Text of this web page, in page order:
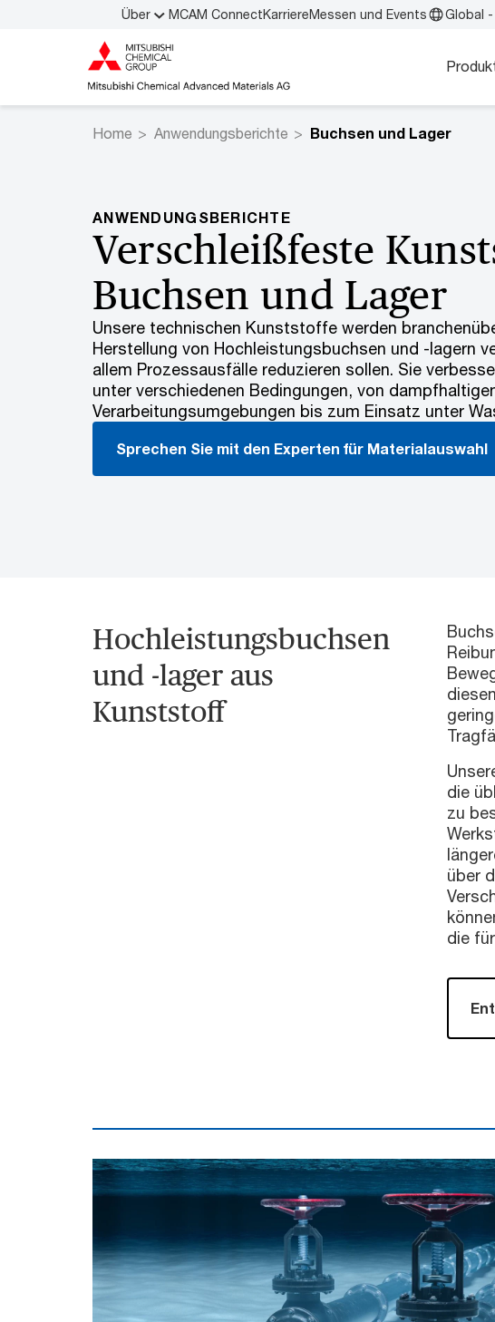
Über MCAM ConnectKarriereMessen und Events Global -
Home Anwendungsberichte Buchsen und Lager
ANWENDUNGSBERICHTE
Verschleißfeste
Buchsen und Lager
Unsere technischen Kunststoffe werden
Herstellung von Hochleistungsbuchsen und -lagern
allem Prozessausfälle reduzieren sollen. Sie
unter verschiedenen Bedingungen, von
Verarbeitungsumgebungen bis zum Einsatz unter
Sprechen Sie mit den Experten für Materialauswahl
Hochleistungsbuchsen
und -lager aus
Kunststoff
die
zu
über
die